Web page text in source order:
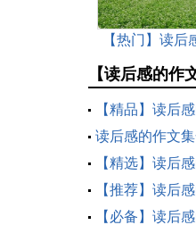
【热门】读后
【读后感的作
【精品】读后
读后感的作文
【精选】读后
【推荐】读后
【必备】读后